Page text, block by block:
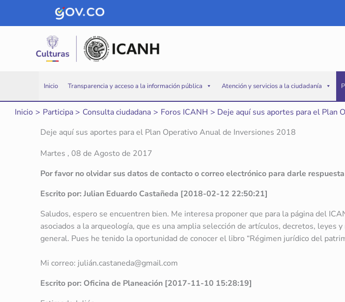
Inicio Transparencia y acceso a la información pública Atención y servicios a la ciudadanía
Inicio Participa Consulta ciudadana Foros ICANH
Deje aquí sus aportes para el Plan
Deje aquí sus aportes para el Plan Operativo Anual de Inversiones 2018
Martes , 08 de Agosto de 2017
Por favor no olvidar sus datos de contacto o correo electrónico para darle respuesta
Escrito por: Julian Eduardo Castañeda [2018-02-12 22:50:21]
Saludos, espero se encuentren bien. Me interesa proponer que para la página del
asociados a la arqueología, que es una amplia selección de artículos, decretos, leyes
general. Pues he tenido la oportunidad de conocer el libro “Régimen jurídico del
Mi correo: julián.castaneda@gmail.com
Escrito por: Oficina de Planeación [2017-11-10 15:28:19]